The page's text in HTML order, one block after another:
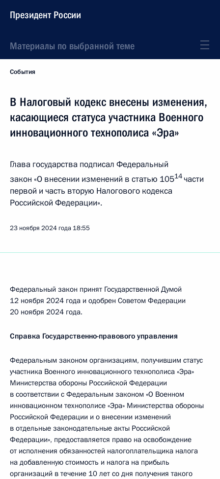
Президент России
Материалы по выбранной теме
События
В Налоговый кодекс внесены изменения,
касающиеся статуса участника Военного
инновационного технополиса «Эра»
Глава государства подписал Федеральный
закон «О внесении изменений в статью 10514 части
первой и часть вторую Налогового кодекса
Российской Федерации».
23 ноября 2024 года 18:55
Федеральный закон принят Государственной Думой
12 ноября 2024 года и одобрен Советом Федерации
20 ноября 2024 года.
Справка Государственно-правового управления
Федеральным законом организациям, получившим статус
участника Военного инновационного технополиса «Эра»
Министерства обороны Российской Федерации
в соответствии с Федеральным законом «О Военном
инновационном технополисе «Эра» Министерства обороны
Российской Федерации и о внесении изменений
в отдельные законодательные акты Российской
Федерации», предоставляется право на освобождение
от исполнения обязанностей налогоплательщика налога
на добавленную стоимость и налога на прибыль
организаций в течение 10 лет со дня получения такого